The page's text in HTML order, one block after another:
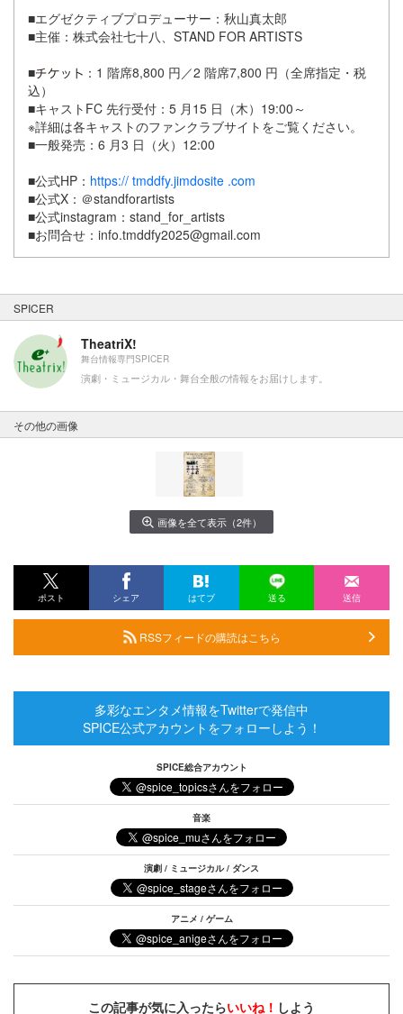
■エグゼクティブプロデューサー：秋山真太郎
■主催：株式会社七十八、STAND FOR ARTISTS
■
：1 階席8,800 円／2 階席7,800 円（全席指定・税
込）
■キャストFC 先行受付：5 月15 日（木）19:00～
※詳細は各キャストのファンクラブサイトをご覧ください。
■一般発売：6 月3 日（火）12:00
■公式HP： https:// tmddfy.jimdosite .com
■公式X：＠standforartists
■公式instagram：stand_for_artists
■お問合せ：info.tmddfy2025@gmail.com
SPICER
TheatriX!
舞台情報専門SPICER
演劇・ミュージカル・舞台全般の情報をお届けします。
その他の画像
画像を全て表示（2件）
ポスト シェア はてブ 送る 送信
RSSフィードの購読はこちら
多彩なエンタメ情報をTwitterで発信中
SPICE公式アカウントをフォローしよう！
SPICE総合アカウント
音楽
演劇 / ミュージカル / ダンス
アニメ / ゲーム
この記事が気に入ったらいいね！ しよう